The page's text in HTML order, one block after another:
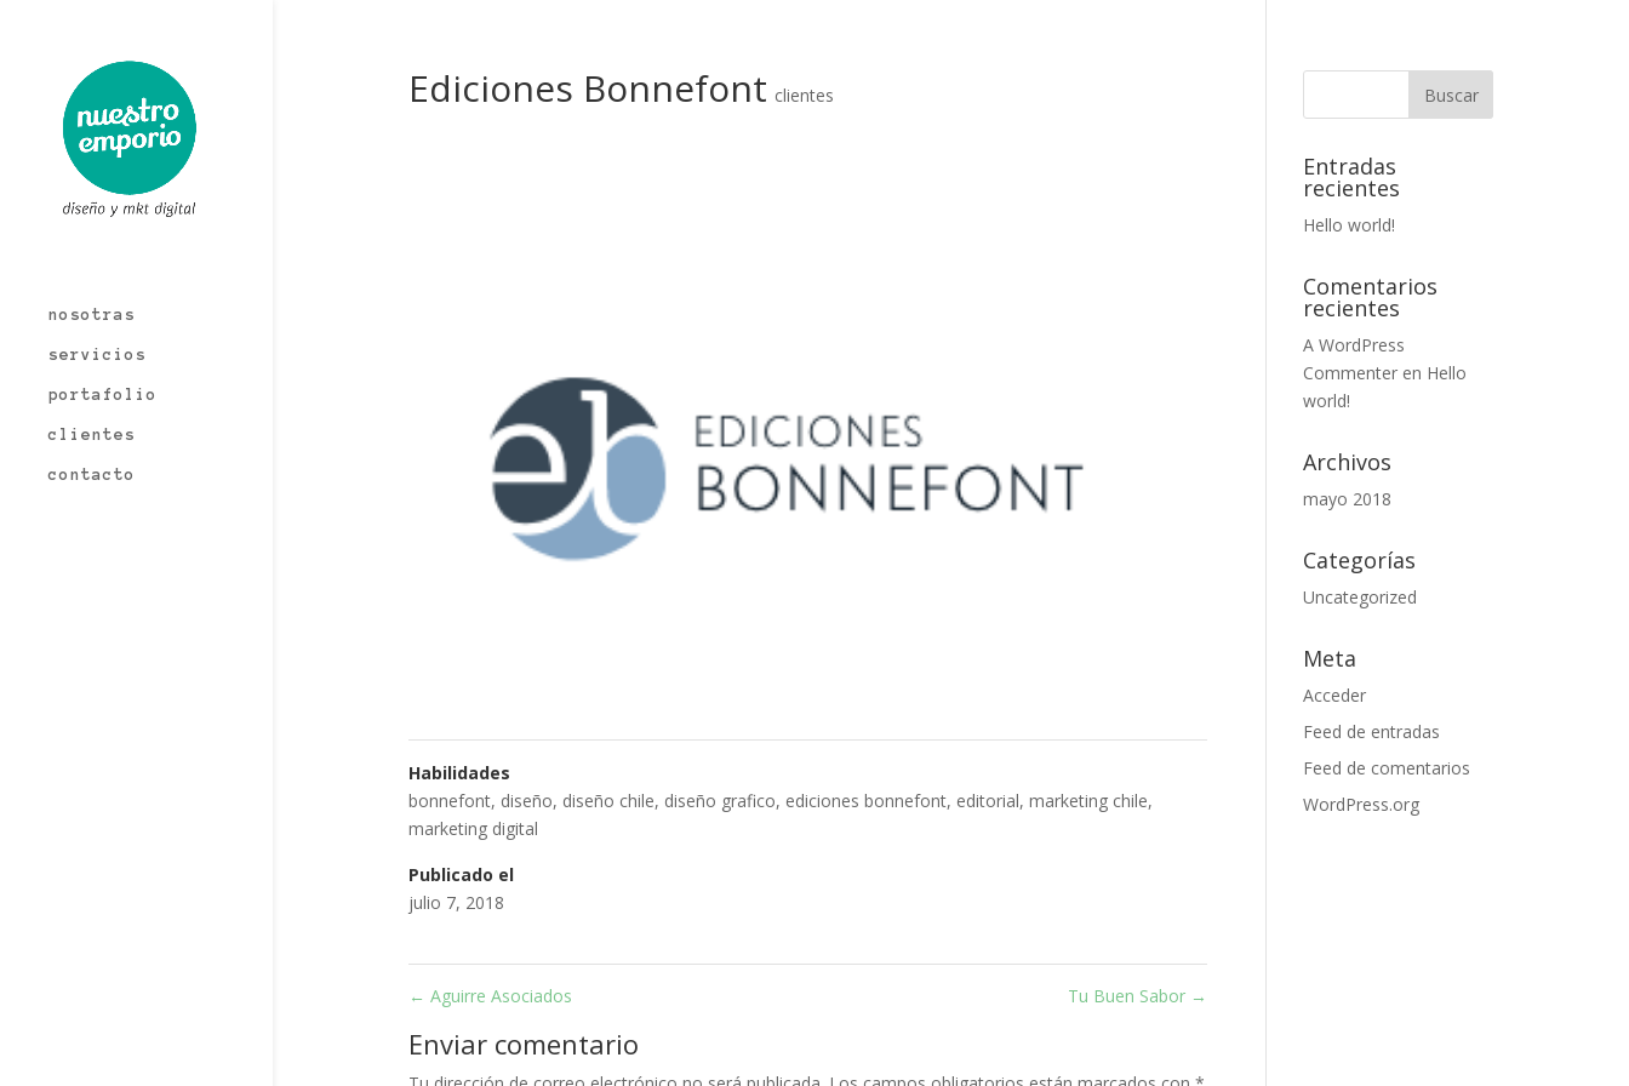
nosotras
servicios
portafolio
clientes
contacto
Ediciones Bonnefont clientes
Habilidades
bonnefont, diseño, diseño chile, diseño grafico, ediciones bonnefont, editorial, marketing chile,
marketing digital
Publicado el
julio 7, 2018
← Aguirre Asociados Tu Buen Sabor →
Enviar comentario
Entradas
recientes
Hello world!
Comentarios
recientes
A WordPress
Commenter en Hello
world!
Archivos
mayo 2018
Categorías
Uncategorized
Meta
Acceder
Feed de entradas
Feed de comentarios
WordPress.org